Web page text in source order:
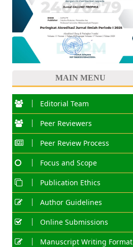
MAIN MENU
Editorial Team
Peer Reviewers
Peer Review Process
Focus and Scope
Publication Ethics
Author Guidelines
Online Submissions
Manuscript Writing Format